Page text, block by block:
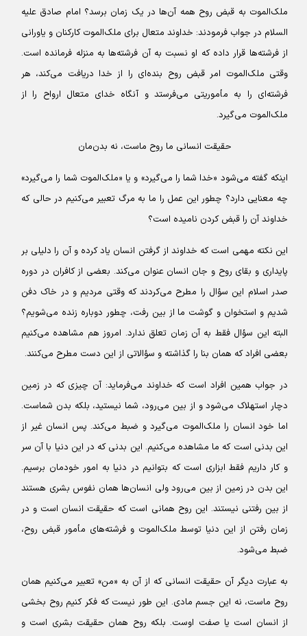
ملک‌الموت به قبض روح همه آن‌ها در یک زمان برسد؟ امام صادق علیه
السلام در جواب فرمودند: خداوند متعال برای ملک‌الموت کارکنان و یاورانی
از فرشته‌ها قرار داده که او نسبت به آن فرشته‌ها به منزله فرمانده است.
وقتی ملک‌الموت امر قبض روح بنده‌ای را از خدا دریافت می‌کند، هر
فرشته‌ای را به مأموریتی می‌فرستد و آنگاه خدای متعال ارواح را از
ملک‌الموت می‌گیرد.
حقیقت انسانی ما روح ماست، نه بدن‌مان
اینکه گفته می‌شود «خدا شما را می‌گیرد» و یا «ملک‌الموت شما را می‌گیرد»
چه معنایی دارد؟ چطور این عمل را ما به مرگ تعبیر می‌کنیم در حالی که
خداوند آن را قبض کردن نامیده است؟
این نکته مهمی است که خداوند از گرفتن انسان یاد کرده و آن را دلیلی بر
پایداری و بقای روح و جان انسان عنوان می‌کند. بعضی از کافران در دوره
صدر اسلام این سؤال را مطرح می‌کردند که وقتی مردیم و در خاک دفن
شدیم و استخوان و گوشت ما از بین رفت، چطور دوباره زنده می‌شویم؟
البته این سؤال فقط به آن زمان تعلق ندارد. امروز هم مشاهده می‌کنیم
بعضی افراد که همان بنا را گذاشته و سؤالاتی از این دست مطرح می‌کنند.
در جواب همین افراد است که خداوند می‌فرماید: آن چیزی که در زمین
دچار استهلاک می‌شود و از بین می‌رود، شما نیستید، بلکه بدن شماست.
اما خود انسان را ملک‌الموت می‌گیرد و ضبط می‌کند. پس انسان غیر از
این بدنی است که ما مشاهده می‌کنیم. این بدنی که در این دنیا با آن سر
و کار داریم فقط ابزاری است که بتوانیم در دنیا به امور خودمان برسیم.
این بدن در زمین از بین می‌رود ولی انسان‌ها همان نفوس بشری هستند
از بین رفتنی نیستند. این روح همانی است که حقیقت انسان است و در
زمان رفتن از این دنیا توسط ملک‌الموت و فرشته‌های مأمور قبض روح،
ضبط می‌شود.
به عبارت دیگر آن حقیقت انسانی که از آن به «من» تعبیر می‌کنیم همان
روح ماست، نه این جسم مادی. این طور نیست که فکر کنیم روح بخشی
از انسان است یا صفت اوست. بلکه روح همان حقیقت بشری است و